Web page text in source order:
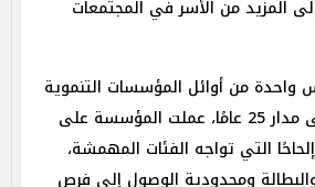
المزيد من الأسر في المجتمعات
من أوائل المؤسسات التنموية
المانحة في مصر. وعلى مدار 25 عامًا، عملت المؤسسة على
التي تواجه الفئات المهمشة،
ومحدودية الوصول إلى فرص